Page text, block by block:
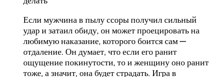
Если мужчина в пылу ссоры получил сильный
удар и затаил обиду, он может проецировать на
любимую наказание, которого боится сам —
отдаление. Он думает, что если его ранит
ощущение покинутости, то и женщину оно ранит
тоже, а значит, она будет страдать. Игра в